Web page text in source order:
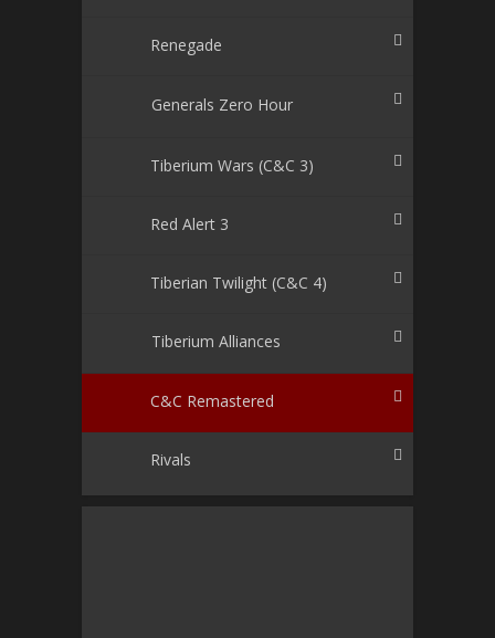
Renegade
Generals Zero Hour
Tiberium Wars (C&C 3)
Red Alert 3
Tiberian Twilight (C&C 4)
Tiberium Alliances
C&C Remastered
Rivals